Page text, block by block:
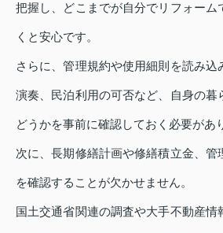
把握し、どこまでが自分でリフォーム
くと安心です。
さらに、管理規約や使用細則を読み込
演奏、民泊利用の可否など、自身の暮
どうかを事前に確認しておく必要があ
次に、長期修繕計画や修繕積立金、管
を確認することが欠かせません。
国土交通省関連の調査や大手不動産情